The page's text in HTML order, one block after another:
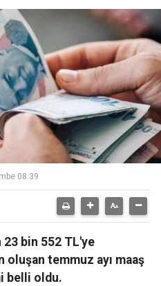
08:39
23 bin 552 TL'ye
temmuz ayı maaş
belli oldu.